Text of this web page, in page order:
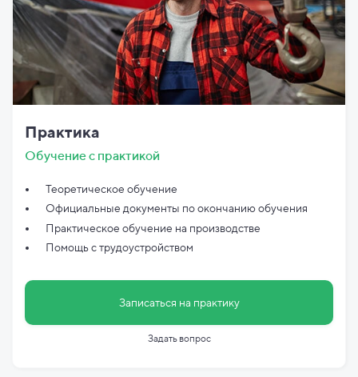
Практика
Обучение с практикой
Теоретическое обучение
Официальные документы поокончанию обучения
Практическое обучение на производстве
Помощь с трудоустройством
Записаться на практику
Задать вопрос